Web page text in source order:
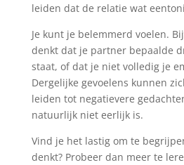
leiden dat de relatie wat
Je kunt je belemmerd voelen.
denkt dat je partner bepaalde
staat, of dat je niet volledig je
Dergelijke gevoelens kunnen
leiden tot negatievere
natuurlijk niet eerlijk is.
Vind je het lastig om te
denkt? Probeer dan meer te